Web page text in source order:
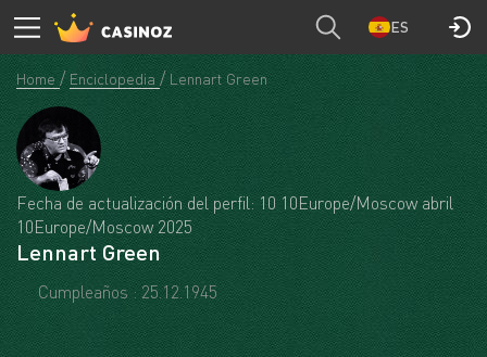
ES
Home Enciclopedia Lennart Green
Fecha de actualización del perfil: 10 10Europe/Moscow abril
10Europe/Moscow 2025
Lennart Green
Cumpleaños : 25.12.1945